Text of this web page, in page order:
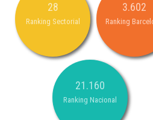
28
Ranking Sectorial
3.602
Ranking
21.160
Ranking Nacional